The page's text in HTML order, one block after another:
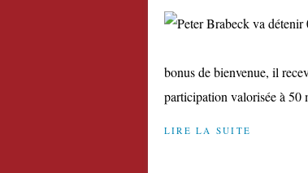
bonus de bienvenue, il
participation valorisée à 50
LIRE LA SUITE